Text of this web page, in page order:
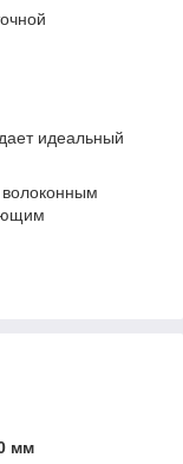
идеальный
мм